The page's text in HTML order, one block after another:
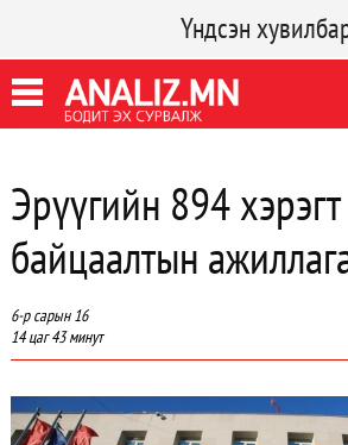
Үндсэн
Эрүүгийн 894
байцаалтын
6-р сарын 16
14 цаг 43 минут